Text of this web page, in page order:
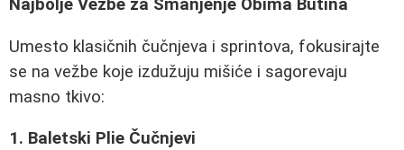
Najbolje Vežbe za Smanjenje Obima Butina
Umesto klasičnih čučnjeva i sprintova, fokusirajte
se na vežbe koje izdužuju mišiće i sagorevaju
masno tkivo:
1. Baletski Plie Čučnjevi